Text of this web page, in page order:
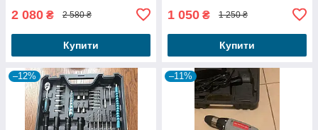
2 080 ₴ 2 580 ₴
Купити
1 050 ₴ 1 250 ₴
Купити
–12% –11%